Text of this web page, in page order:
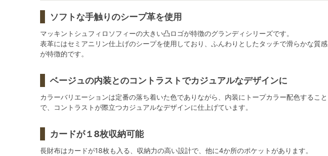
ソフトな手触りのシープ革を使用
マッキントシュフィロソフィーの大きい凸ロゴが特徴のグランディシリーズです。
表革にはセミアニリン仕上げのシープを使用しており、ふんわりとしたタッチで滑らかな質感
が特徴的です。
ベージュの内装とのコントラストでカジュアルなデザインに
カラーバリエーションは定番の落ち着いた色でありながら、内装にトープカラー配色すること
で、コントラストが際立つカジュアルなデザインに仕上げています。
カードが１8枚収納可能
長財布はカードが18枚も入る、収納力の高い設計で、他に4か所のポケットがあります。